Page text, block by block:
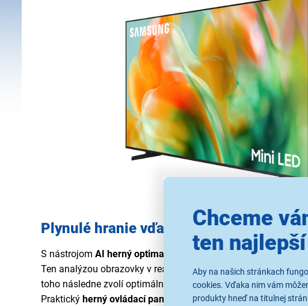
Chceme
ten
Aby na našich stránkach
cookies. Vďaka nim vám
produkty hneď na titulnej
Plynulé hranie vďaka inteligentným
S nástrojom AI herný optimalizátor
sa môžete vrhnúť
Ten analýzou obrazovky v reálnom čase automaticky
toho následne zvolí optimálne nastavenie, takže sa už
Praktický herný ovládací panel
slúži na rýchle prispôsobenie